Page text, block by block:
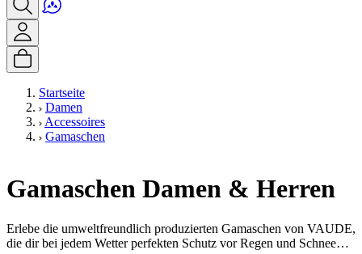
Startseite
Damen
Accessoires
Gamaschen
Gamaschen Damen & Herren
Erlebe die umweltfreundlich produzierten Gamaschen von VAUDE,
die dir bei jedem Wetter perfekten Schutz vor Regen und Schnee